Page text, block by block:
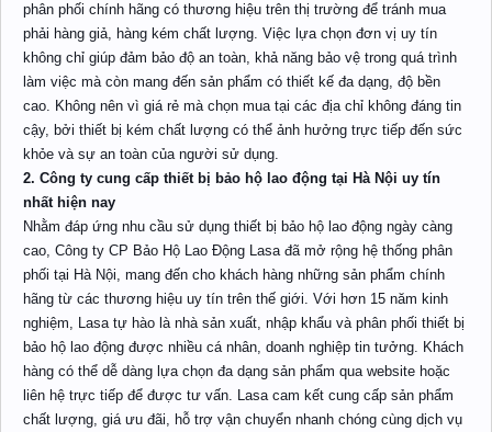
phân phối chính hãng có thương hiệu trên thị trường để tránh mua
phải hàng giả, hàng kém chất lượng. Việc lựa chọn đơn vị uy tín
không chỉ giúp đảm bảo độ an toàn, khả năng bảo vệ trong quá trình
làm việc mà còn mang đến sản phẩm có thiết kế đa dạng, độ bền
cao. Không nên vì giá rẻ mà chọn mua tại các địa chỉ không đáng tin
cậy, bởi thiết bị kém chất lượng có thể ảnh hưởng trực tiếp đến sức
khỏe và sự an toàn của người sử dụng.
2. Công ty cung cấp thiết bị bảo hộ lao động tại Hà Nội uy tín
nhất hiện nay
Nhằm đáp ứng nhu cầu sử dụng thiết bị bảo hộ lao động ngày càng
cao, Công ty CP Bảo Hộ Lao Động Lasa đã mở rộng hệ thống phân
phối tại Hà Nội, mang đến cho khách hàng những sản phẩm chính
hãng từ các thương hiệu uy tín trên thế giới. Với hơn 15 năm kinh
nghiệm, Lasa tự hào là nhà sản xuất, nhập khẩu và phân phối thiết bị
bảo hộ lao động được nhiều cá nhân, doanh nghiệp tin tưởng. Khách
hàng có thể dễ dàng lựa chọn đa dạng sản phẩm qua website hoặc
liên hệ trực tiếp để được tư vấn. Lasa cam kết cung cấp sản phẩm
chất lượng, giá ưu đãi, hỗ trợ vận chuyển nhanh chóng cùng dịch vụ